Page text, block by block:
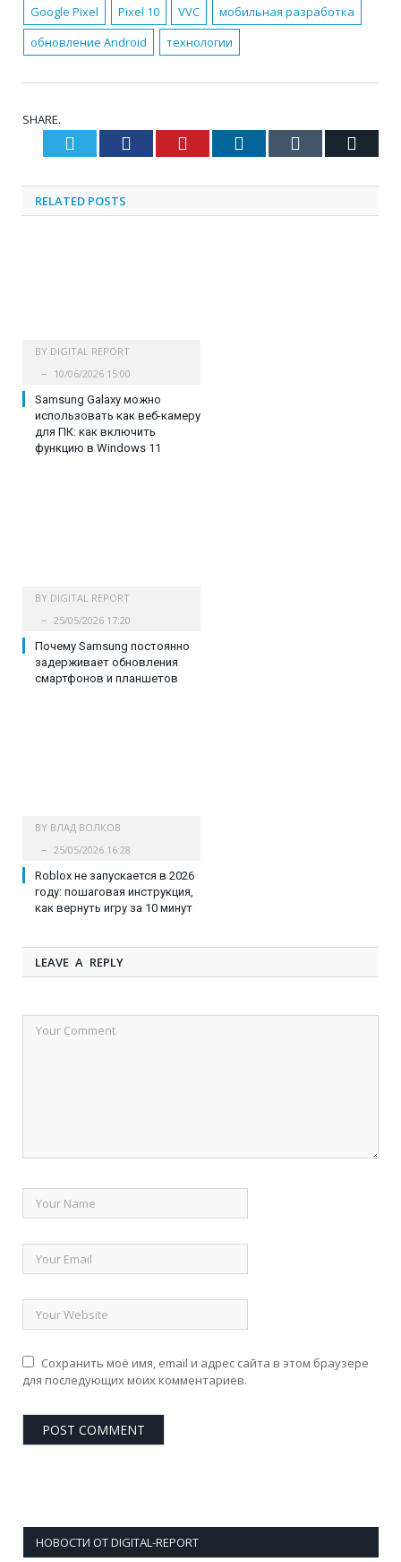
Google Pixel
Pixel 10 VVC
мобильная разработка
обновление Android
технологии
SHARE.
Twitter Facebook Pinterest LinkedIn Tumblr
RELATED POSTS
BY DIGITAL REPORT
10/06/2026 15:00
Samsung Galaxy можно
использовать как веб-камеру
для ПК: как включить
функцию в Windows 11
BY DIGITAL REPORT
25/05/2026 17:20
Почему Samsung постоянно
задерживает обновления
смартфонов и планшетов
BY ВЛАД ВОЛКОВ
25/05/2026 16:28
Roblox не запускается в 2026
году: пошаговая инструкция,
как вернуть игру за 10 минут
LEAVE A REPLY
Сохранить моё имя, email и адрес сайта в этом браузере
для последующих моих комментариев.
НОВОСТИ ОТ DIGITAL-REPORT